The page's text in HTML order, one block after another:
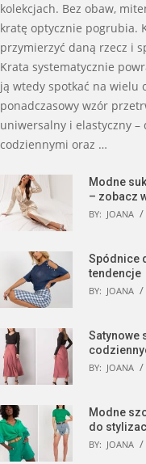
kolekcjach. Bez obaw,
kratę optycznie pogrubia.
przymierzyć daną rzecz i
Krata systematycznie
ją wtedy spotkać na wielu
ponadczasowy wzór
uniwersalny i elastyczny –
codziennymi oraz …
Modne
– zobacz
BY: JOANA
Spódnice
tendencje
BY: JOANA
Satynowe
BY: JOANA
Modne
do
BY: JOANA